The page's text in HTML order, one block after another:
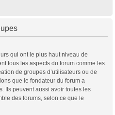
qui ont le plus haut niveau de
tous les aspects du forum comme les
de groupes d’utilisateurs ou de
que le fondateur du forum a
Ils peuvent aussi avoir toutes les
des forums, selon ce que le